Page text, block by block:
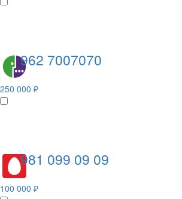
962 7007070
250 000 ₽
981 099 09 09
100 000 ₽